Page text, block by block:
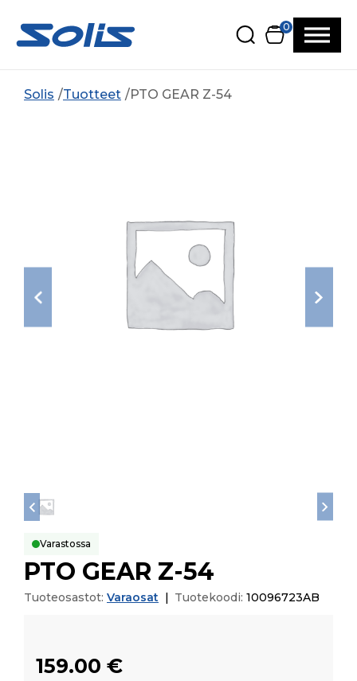
0
Solis Tuotteet PTO GEAR Z-54
Varastossa
PTO GEAR Z-54
Tuoteosastot: Varaosat Tuotekoodi: 10096723AB
159.00 €